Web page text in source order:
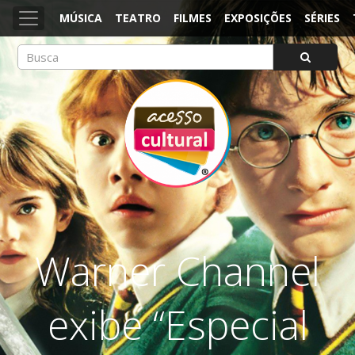
MÚSICA TEATRO FILMES EXPOSIÇÕES SÉRIES
ACESSO CULTURAL
Arte, Cultura Pop e Entretenimento
Warner Channel
exibe “Especial